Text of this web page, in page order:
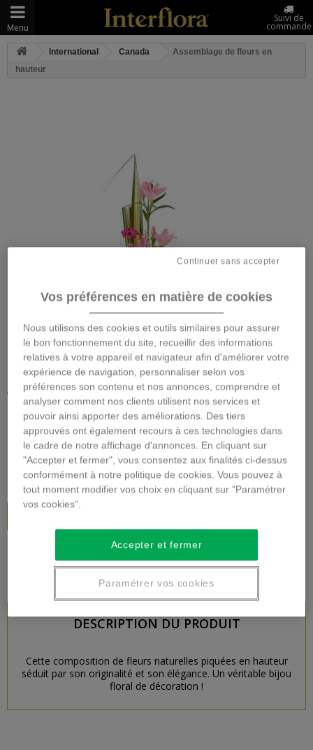
Menu
Suivi de
commande
International Canada
Assemblage de fleurs en
hauteur
Agrandir l'image
ASSEMBLAGE DE FLEURS EN
HAUTEUR
Description
57,00 €TTC
DESCRIPTION DU PRODUIT
Cette composition de fleurs naturelles piquées en hauteur
séduit par son originalité et son élégance. Un véritable bijou
floral de décoration !
Vos préférences en matière de cookies
Nous utilisons des cookies et outils similaires pour assurer
le bon fonctionnement du site, recueillir des informations
relatives à votre appareil et navigateur afin d'améliorer votre
expérience de navigation, personnaliser selon vos
préférences son contenu et nos annonces, comprendre et
analyser comment nos clients utilisent nos services et
pouvoir ainsi apporter des améliorations. Des tiers
approuvés ont également recours à ces technologies dans
le cadre de notre affichage d'annonces. En cliquant sur
"Accepter et fermer", vous consentez aux finalités ci-dessus
conformément à notre politique de cookies. Vous pouvez à
tout moment modifier vos choix en cliquant sur "Paramétrer
vos cookies".
Continuer sans accepter
Accepter et fermer
Paramétrer vos cookies